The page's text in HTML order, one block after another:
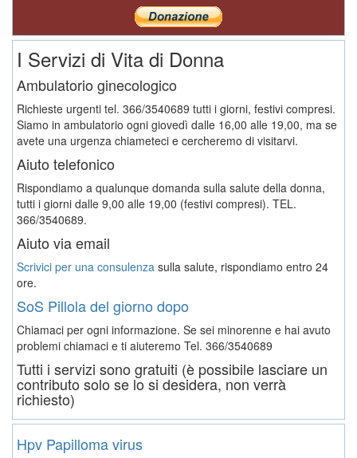
I Servizi di Vita di Donna
Ambulatorio ginecologico
Richieste urgenti tel. 366/3540689 tutti i giorni, festivi compresi.
Siamo in ambulatorio ogni giovedì dalle 16,00 alle 19,00, ma se
avete una urgenza chiameteci e cercheremo di visitarvi.
Aiuto telefonico
Rispondiamo a qualunque domanda sulla salute della donna,
tutti i giorni dalle 9,00 alle 19,00 (festivi compresi). TEL.
366/3540689.
Aiuto via email
Scrivici per una consulenza sulla salute, rispondiamo entro 24
ore.
SoS Pillola del giorno dopo
Chiamaci per ogni informazione. Se sei minorenne e hai avuto
problemi chiamaci e ti aiuteremo Tel. 366/3540689
Tutti i servizi sono gratuiti (è possibile lasciare un
contributo solo se lo si desidera, non verrà
richiesto)
Hpv Papilloma virus